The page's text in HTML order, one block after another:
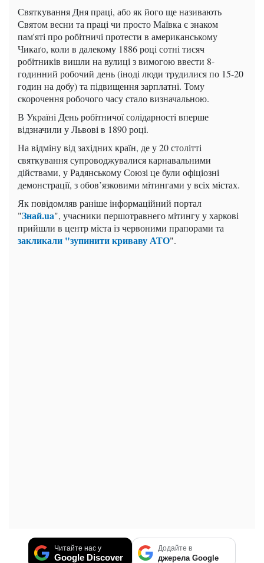
Святкування Дня праці, або як його ще називають
Святом весни та праці чи просто Маївка є знаком
пам'яті про робітничі протести в американському
Чикаґо, коли в далекому 1886 році сотні тисяч
робітників вишли на вулиці з вимогою ввести 8-
годинний робочий день (іноді люди трудилися по 15-20
годин на добу) та підвищення зарплатні. Тому
скорочення робочого часу стало визначальною.
В Україні День робітничої солідарності вперше
відзначили у Львові в 1890 році.
На відміну від західних країн, де у 20 столітті
святкування супроводжувалися карнавальними
дійствами, у Радянському Союзі це були офіціозні
демонстрації, з обов’язковими мітингами у всіх містах.
Як повідомляв раніше інформаційний портал
"Знай.ua", учасники першотравнего мітингу у харкові
прийшли в центр міста із червоними прапорами та
закликали "зупинити криваву АТО".
Читайте нас у
Google Discover
Додайте в
джерела Google